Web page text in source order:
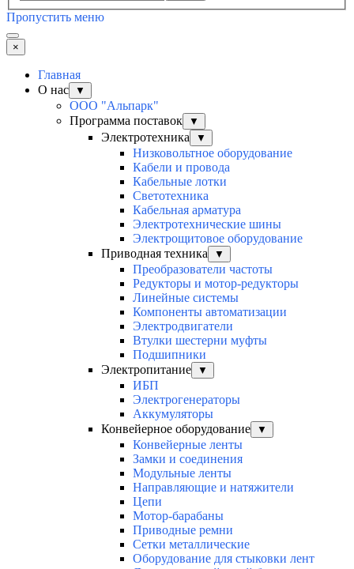
Пропустить меню
×
Главная
О нас
▼
ООО "Альпарк"
Программа поставок
▼
Электротехника ▼
Низковольтное оборудование
Кабели и провода
Кабельные лотки
Светотехника
Кабельная арматура
Электротехнические шины
Электрощитовое оборудование
Приводная техника
▼
Преобразователи частоты
Редукторы и мотор-редукторы
Линейные системы
Компоненты автоматизации
Электродвигатели
Втулки шестерни муфты
Подшипники
Электропитание
▼
ИБП
Электрогенераторы
Аккумуляторы
Конвейерное оборудование
▼
Конвейерные ленты
Замки и соединения
Модульные ленты
Направляющие и натяжители
Цепи
Мотор-барабаны
Приводные ремни
Сетки металлические
Оборудование для стыковки лент